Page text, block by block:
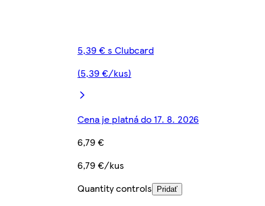
5,39 € s Clubcard
(5,39 €/kus)
Cena je platná do 17. 8. 2026
6,79 €
6,79 €/kus
Quantity controls
Pridať